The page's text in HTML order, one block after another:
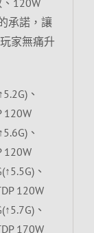
120W
承諾，讓
家無痛升
、
120W
、
120W
、
120W
、
170W